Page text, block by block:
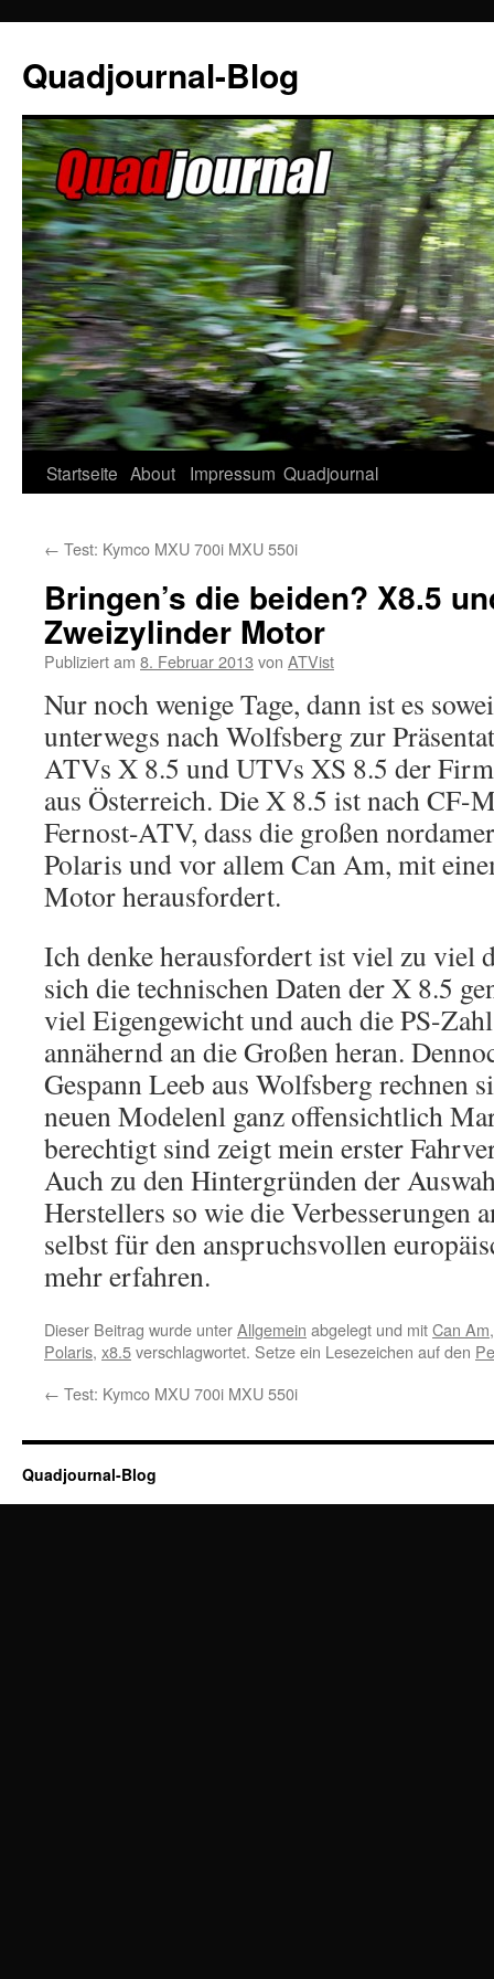
Quadjournal-Blog
Startseite About Impressum Quadjournal
← Test: Kymco MXU 700i MXU 550i
Bringen’s die beiden? X8.5
Zweizylinder Motor
Publiziert am 8. Februar 2013 von ATVist
Nur noch wenige Tage, dann ist es
unterwegs nach Wolfsberg zur
ATVs X 8.5 und UTVs XS 8.5 der
aus Österreich. Die X 8.5 ist nach CF-
Fernost-ATV, dass die großen
Polaris und vor allem Can Am, mit
Motor herausfordert.
Ich denke herausfordert ist viel zu viel
sich die technischen Daten der X 8.5
viel Eigengewicht und auch die PS-
annähernd an die Großen heran.
Gespann Leeb aus Wolfsberg rechnen
neuen Modelenl ganz offensichtlich
berechtigt sind zeigt mein erster
Auch zu den Hintergründen der
Herstellers so wie die Verbesserungen
selbst für den anspruchsvollen
mehr erfahren.
Dieser Beitrag wurde unterAllgemein abgelegt und mitCan Am
Polaris, x8.5verschlagwortet. Setze ein Lesezeichen auf den
← Test: Kymco MXU 700i MXU 550i
Quadjournal-Blog